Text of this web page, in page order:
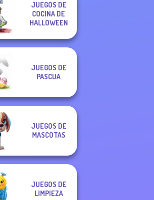
JUEGOS DE
COCINA DE
HALLOWEEN
JUEGOS DE
PASCUA
JUEGOS DE
MASCOTAS
JUEGOS DE
LIMPIEZA